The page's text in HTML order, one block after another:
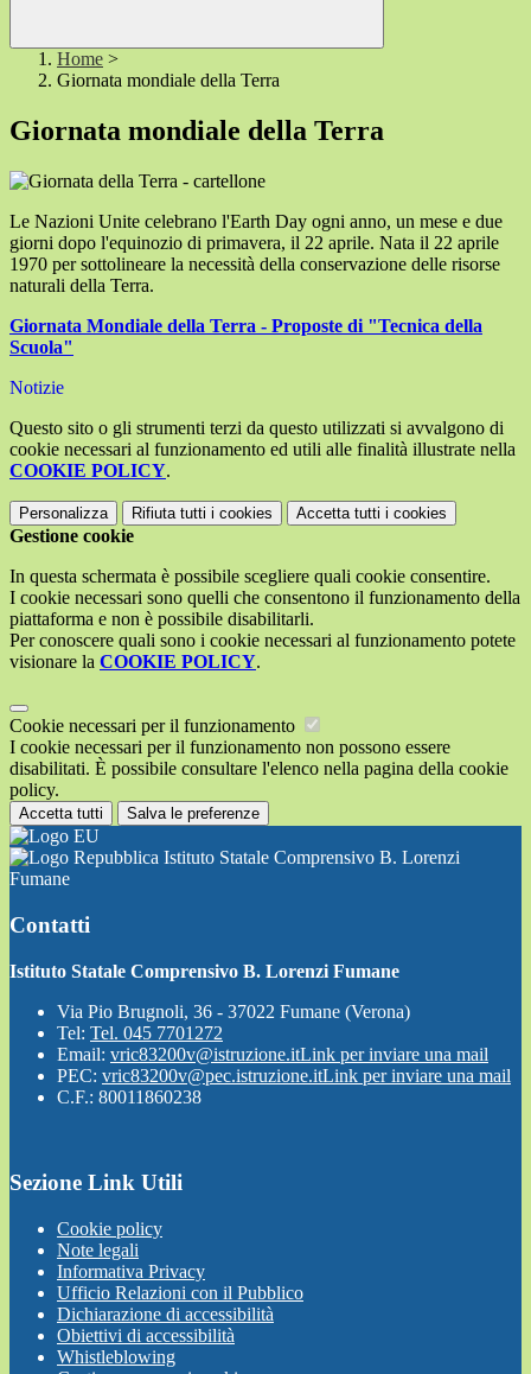
Home >
Giornata mondiale della Terra
Giornata mondiale della Terra
Le Nazioni Unite celebrano l'Earth Day ogni anno, un mese e due
giorni dopo l'equinozio di primavera, il 22 aprile. Nata il 22 aprile
1970 per sottolineare la necessità della conservazione delle risorse
naturali della Terra.
Giornata Mondiale della Terra - Proposte di "Tecnica della
Scuola"
Notizie
Questo sito o gli strumenti terzi da questo utilizzati si avvalgono di
cookie necessari al funzionamento ed utili alle finalità illustrate nella
COOKIE POLICY.
Personalizza Rifiuta tutti i cookies Accetta tutti i cookies
Gestione cookie
In questa schermata è possibile scegliere quali cookie consentire.
I cookie necessari sono quelli che consentono il funzionamento della
piattaforma e non è possibile disabilitarli.
Per conoscere quali sono i cookie necessari al funzionamento potete
visionare la COOKIE POLICY.
Cookie necessari per il funzionamento
I cookie necessari per il funzionamento non possono essere
disabilitati. È possibile consultare l'elenco nella pagina della cookie
policy.
Accetta tutti Salva le preferenze
Istituto Statale Comprensivo B. Lorenzi
Fumane
Contatti
Istituto Statale Comprensivo B. Lorenzi Fumane
Via Pio Brugnoli, 36 - 37022 Fumane (Verona)
Tel: Tel. 045 7701272
Email: vric83200v@istruzione.itLink per inviare una mail
PEC: vric83200v@pec.istruzione.itLink per inviare una mail
C.F.: 80011860238
Sezione Link Utili
Cookie policy
Note legali
Informativa Privacy
Ufficio Relazioni con il Pubblico
Dichiarazione di accessibilità
Obiettivi di accessibilità
Whistleblowing